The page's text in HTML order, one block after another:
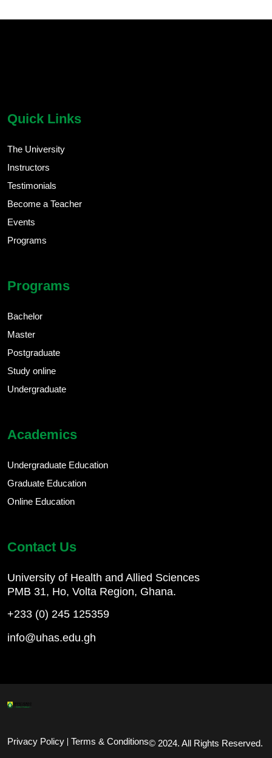
Quick Links
The University
Instructors
Testimonials
Become a Teacher
Events
Programs
Programs
Bachelor
Master
Postgraduate
Study online
Undergraduate
Academics
Undergraduate Education
Graduate Education
Online Education
Contact Us
University of Health and Allied Sciences
PMB 31, Ho, Volta Region, Ghana.
+233 (0) 245 125359
info@uhas.edu.gh
Footer Bottom
Privacy Policy Terms & Conditions© 2024. All Rights Reserved.